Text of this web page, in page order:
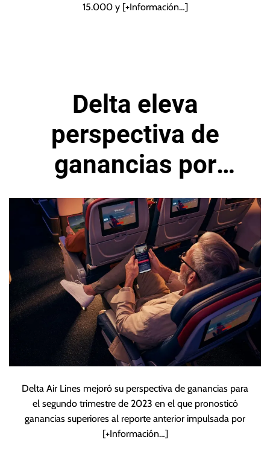
15.000 y [+Información…]
Delta eleva
perspectiva de
ganancias por
demanda sostenida
de vuelos
Delta Air Lines mejoró su perspectiva de ganancias para
el segundo trimestre de 2023 en el que pronosticó
ganancias superiores al reporte anterior impulsada por
[+Información…]